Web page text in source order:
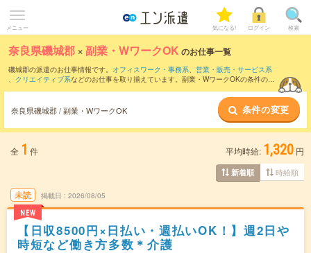
メニュー 気になる! ログイン 検索
奈良県磯城郡 ×副業・WワークOK のお仕事一覧
磯城郡の派遣のお仕事情報です。 オフィスワーク・事務系、 営業・販売・サービス系
、 クリエイティブ系などのお仕事を取り揃えています。副業・WワークOKの条件の他
奈良県磯城郡 / 副業・WワークOK 条件の変更
全 1 件 平均時給: 1,320 円
新着順 時給順
未読
NEW
掲載日 2026/08/05
【日収8500円×日払い・週払いOK！】週2日や
時短など働き方多数＊介護